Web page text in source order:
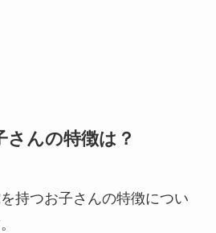
んの特徴は？
持つお子さんの特徴につい